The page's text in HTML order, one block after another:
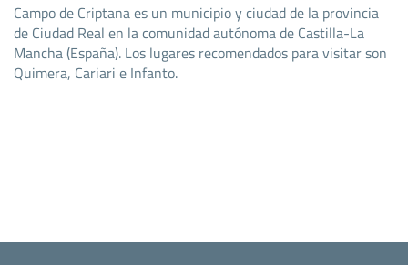
Campo de Criptana es un municipio y ciudad de la provincia
de Ciudad Real en la comunidad autónoma de Castilla-La
Mancha (España). Los lugares recomendados para visitar son
Quimera, Cariari e Infanto.